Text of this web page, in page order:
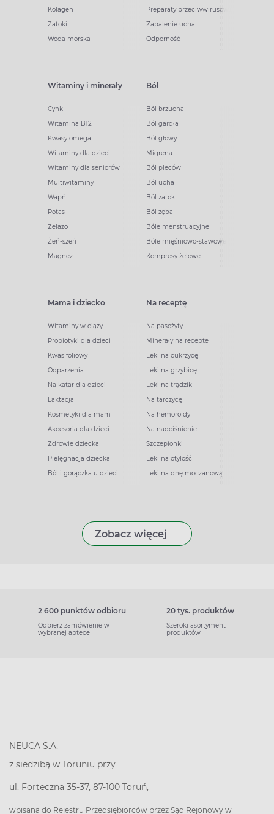
Kolagen
Zatoki
Woda morska
Preparaty przeciwwirusowe
Zapalenie ucha
Odporność
Witaminy i minerały
Cynk
Witamina B12
Kwasy omega
Witaminy dla dzieci
Witaminy dla seniorów
Multiwitaminy
Wapń
Potas
Żelazo
Żeń-szeń
Magnez
Ból
Ból brzucha
Ból gardła
Ból głowy
Migrena
Ból pleców
Ból ucha
Ból zatok
Ból zęba
Bóle menstruacyjne
Bóle mięśniowo-stawowe
Kompresy żelowe
Mama i dziecko
Witaminy w ciąży
Probiotyki dla dzieci
Kwas foliowy
Odparzenia
Na katar dla dzieci
Laktacja
Kosmetyki dla mam
Akcesoria dla dzieci
Zdrowie dziecka
Pielęgnacja dziecka
Ból i gorączka u dzieci
Na receptę
Na pasożyty
Minerały na receptę
Leki na cukrzycę
Leki na grzybicę
Leki na trądzik
Na tarczycę
Na hemoroidy
Na nadciśnienie
Szczepionki
Leki na otyłość
Leki na dnę moczanową
Zobacz więcej
2 600 punktów odbioru
Odbierz zamówienie w
wybranej aptece
20 tys. produktów
Szeroki asortyment
produktów
NEUCA S.A.
z siedzibą w Toruniu przy
ul. Forteczna 35-37, 87-100 Toruń,
wpisana do Rejestru Przedsiębiorców przez Sąd Rejonowy w